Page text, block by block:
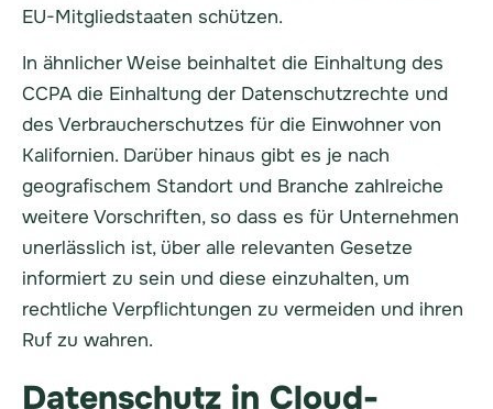
EU-Mitgliedstaaten schützen.
In ähnlicher Weise beinhaltet die Einhaltung des
CCPA die Einhaltung der Datenschutzrechte und
des Verbraucherschutzes für die Einwohner von
Kalifornien. Darüber hinaus gibt es je nach
geografischem Standort und Branche zahlreiche
weitere Vorschriften, so dass es für Unternehmen
unerlässlich ist, über alle relevanten Gesetze
informiert zu sein und diese einzuhalten, um
rechtliche Verpflichtungen zu vermeiden und ihren
Ruf zu wahren.
Datenschutz in Cloud-